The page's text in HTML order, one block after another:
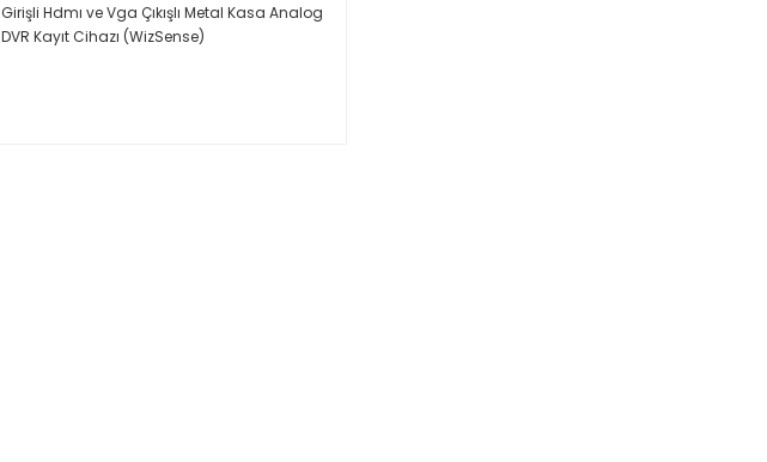
Girişli Hdmı ve Vga Çıkışlı Metal Kasa Analog
DVR Kayıt Cihazı (WizSense)